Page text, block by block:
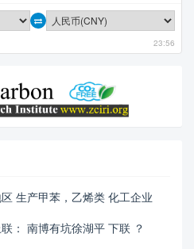
23:56
生产甲苯，乙烯类 化工企业
： 南博有坑徐湖平 下联 ？